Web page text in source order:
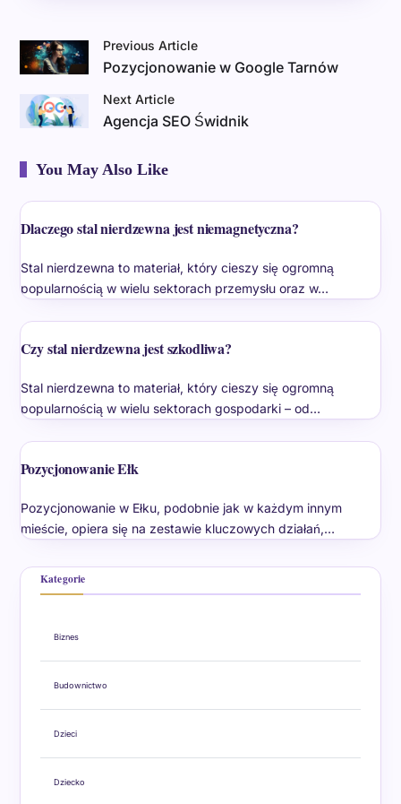
Previous Article
Pozycjonowanie w Google Tarnów
Next Article
Agencja SEO Świdnik
You May Also Like
Dlaczego stal nierdzewna jest niemagnetyczna?
Stal nierdzewna to materiał, który cieszy się ogromną
popularnością w wielu sektorach przemysłu oraz w…
Czy stal nierdzewna jest szkodliwa?
Stal nierdzewna to materiał, który cieszy się ogromną
popularnością w wielu sektorach gospodarki – od…
Pozycjonowanie Ełk
Pozycjonowanie w Ełku, podobnie jak w każdym innym
mieście, opiera się na zestawie kluczowych działań,…
Kategorie
Biznes
Budownictwo
Dzieci
Dziecko